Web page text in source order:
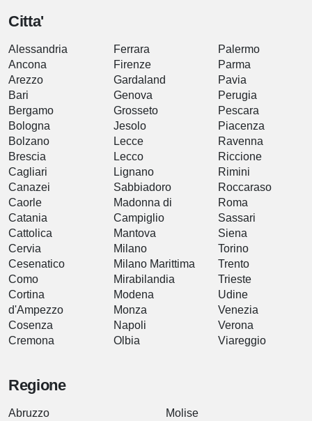
Citta'
Alessandria
Ancona
Arezzo
Bari
Bergamo
Bologna
Bolzano
Brescia
Cagliari
Canazei
Caorle
Catania
Cattolica
Cervia
Cesenatico
Como
Cortina
d'Ampezzo
Cosenza
Cremona
Ferrara
Firenze
Gardaland
Genova
Grosseto
Jesolo
Lecce
Lecco
Lignano
Sabbiadoro
Madonna di
Campiglio
Mantova
Milano
Milano Marittima
Mirabilandia
Modena
Monza
Napoli
Olbia
Palermo
Parma
Pavia
Perugia
Pescara
Piacenza
Ravenna
Riccione
Rimini
Roccaraso
Roma
Sassari
Siena
Torino
Trento
Trieste
Udine
Venezia
Verona
Viareggio
Regione
Abruzzo
Molise